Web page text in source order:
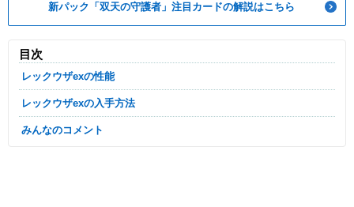
新パック「双天の守護者」注目カードの解説はこちら
目次
レックウザexの性能
レックウザexの入手方法
みんなのコメント